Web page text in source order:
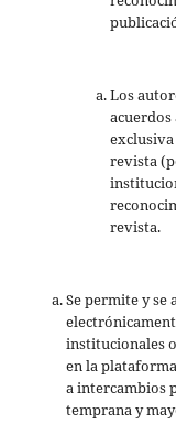
Los
revista
revista.
Se permite y se
institucionales
en la
a intercambios
temprana y